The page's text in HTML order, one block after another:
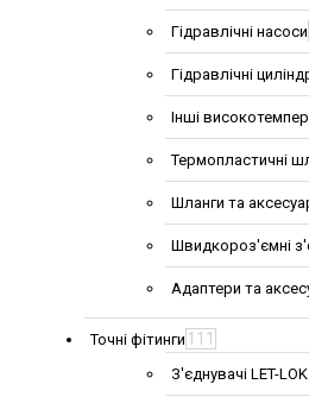
Гідравлічні насоси
Гідравлічні
Інші
Термопластичні
Шланги та
Швидкороз'ємні
Адаптери та
Точні фітинги 111
З'єднувачі LET-